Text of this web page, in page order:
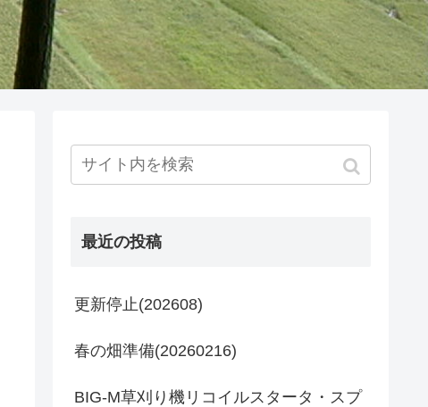
最近の投稿
更新停止(202608)
春の畑準備(20260216)
BIG-M草刈り機リコイルスタータ・スプ